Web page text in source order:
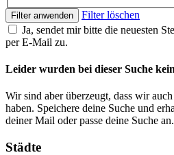
Filter anwenden
Filter löschen
Ja, sendet mir bitte die neuesten
per E-Mail zu.
Leider wurden bei dieser Suche
Wir sind aber überzeugt, dass wir
haben. Speichere deine Suche und
deiner Mail oder passe deine Suche an.
Städte